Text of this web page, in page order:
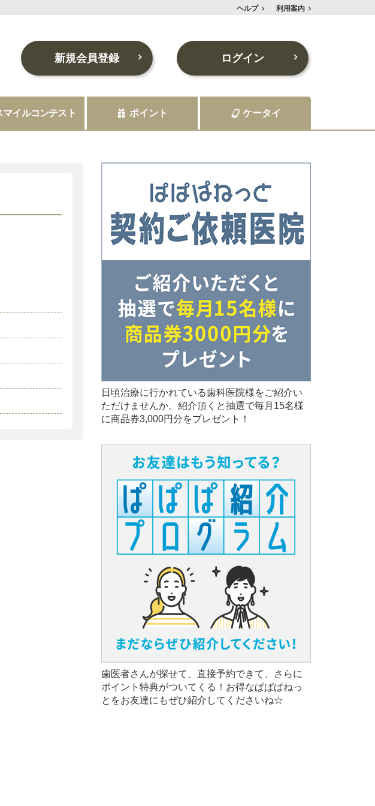
ヘルプ 利用案内
新規会員登録 ログイン
マイルコンテスト ポイント ケータイ
日頃治療に行かれている歯科医院様をご紹介い
ただけませんか。紹介頂くと抽選で毎月15名様
に商品券3,000円分をプレゼント！
歯医者さんが探せて、直接予約できて、さらに
ポイント特典がついてくる！お得なぱぱぱねっ
とをお友達にもぜひ紹介してくださいね☆